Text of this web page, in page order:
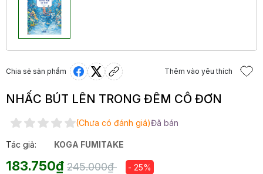
Chia sẻ sản phẩm Thêm vào yêu thích
NHẤC BÚT LÊN TRONG ĐÊM CÔ ĐƠN
(Chưa có đánh giá)Đã bán
Tác giả: KOGA FUMITAKE
183.750₫ 245.000₫ - 25%